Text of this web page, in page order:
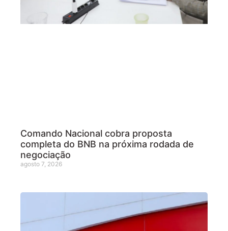
Comando Nacional cobra proposta
completa do BNB na próxima rodada de
negociação
agosto 7, 2026